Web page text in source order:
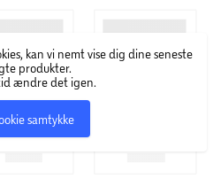
håndvægt.
kan vi nemt vise dig dine seneste
produkter.
ændre det igen.
samtykke